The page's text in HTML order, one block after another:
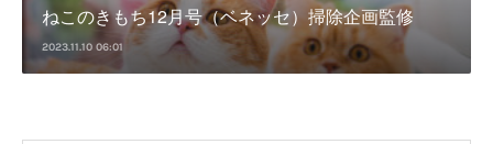
ねこのきもち12月号（ベネッセ）掃除企画監修
2023.11.10 06:01